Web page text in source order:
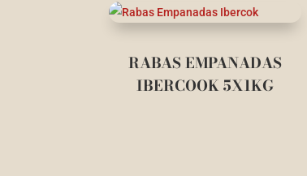
RABAS EMPANADAS
IBERCOOK 5X1KG